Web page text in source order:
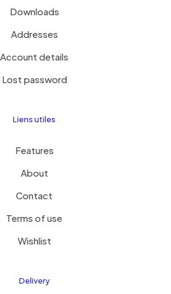
Downloads
Addresses
Account details
Lost password
Liens utiles
Features
About
Contact
Terms of use
Wishlist
Delivery